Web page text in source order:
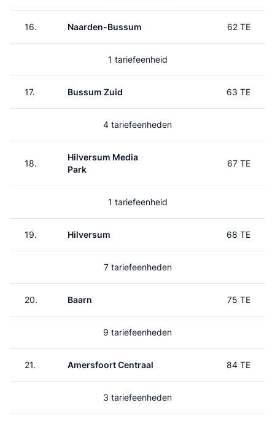
16. Naarden-Bussum 62 TE
1 tariefeenheid
17. Bussum Zuid 63 TE
4 tariefeenheden
18.
Hilversum Media
Park
67 TE
1 tariefeenheid
19. Hilversum 68 TE
7 tariefeenheden
20. Baarn 75 TE
9 tariefeenheden
21. Amersfoort Centraal 84 TE
3 tariefeenheden